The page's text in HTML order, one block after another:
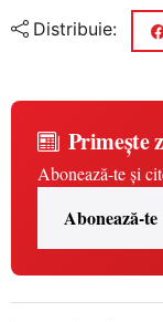
Distribuie:
Primește
Abonează-te și
Abonează-te